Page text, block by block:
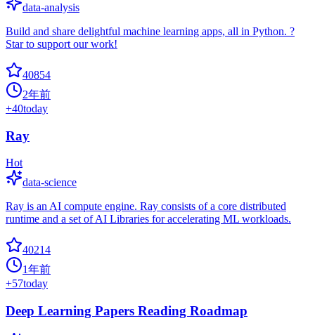
data-analysis
Build and share delightful machine learning apps, all in Python. ?
Star to support our work!
40854
2年前
+40today
Ray
Hot
data-science
Ray is an AI compute engine. Ray consists of a core distributed
runtime and a set of AI Libraries for accelerating ML workloads.
40214
1年前
+57today
Deep Learning Papers Reading Roadmap